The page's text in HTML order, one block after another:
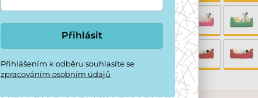
Přihlásit
Přihlášením k odběru souhlasíte se
zpracováním osobním údajů